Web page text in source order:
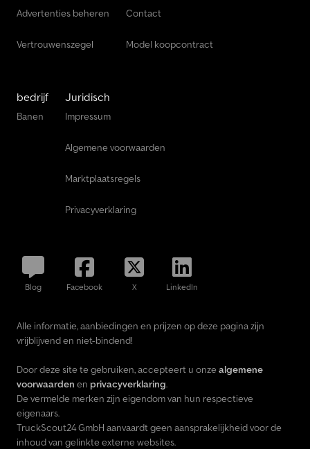
Advertenties beheren
Vertrouwenszegel
Contact
Model koopcontract
bedrijf
Banen
Juridisch
Impressum
Algemene voorwaarden
Marktplaatsregels
Privacyverklaring
Blog Facebook X LinkedIn
Alle informatie, aanbiedingen en prijzen op deze pagina zijn
vrijblijvend en niet-bindend!
Door deze site te gebruiken, accepteert u onze algemene
voorwaarden en privacyverklaring.
De vermelde merken zijn eigendom van hun respectieve
eigenaars.
TruckScout24 GmbH aanvaardt geen aansprakelijkheid voor de
inhoud van gelinkte externe websites.